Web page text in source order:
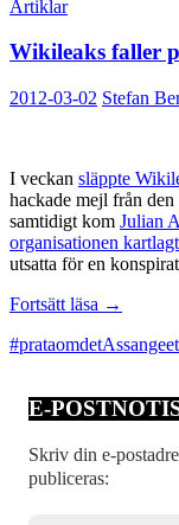
Artiklar
Wikileaks faller
2012-03-02 Stefan
I veckan släppte
hackade mejl från
samtidigt kom Julian
organisationen kartlagt
utsatta för en
Fortsätt läsa Wikileaks
på
→
#prataomdetAssange
E-
Skriv din e-
publiceras: